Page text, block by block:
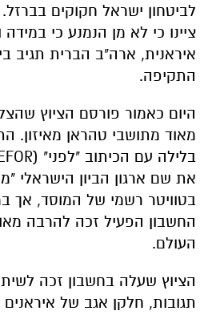
לביטחון ישראל חקוקים
ציינו כי לא מן הנמנע כי
איראנית, ארה"ב הברית תגיב
התקיפה.
היום כאמור פורסם הציוץ
מאוד מתושבי טהראן מאיזון.
את שם ארגון הביון הישראלי
בטוויטר רשמי של המוסד, אך
החשבון הפעיל זכה להרבה
העולם.
הציוץ שעלה בחשבון זכה
תגובות, חלקן אגב של